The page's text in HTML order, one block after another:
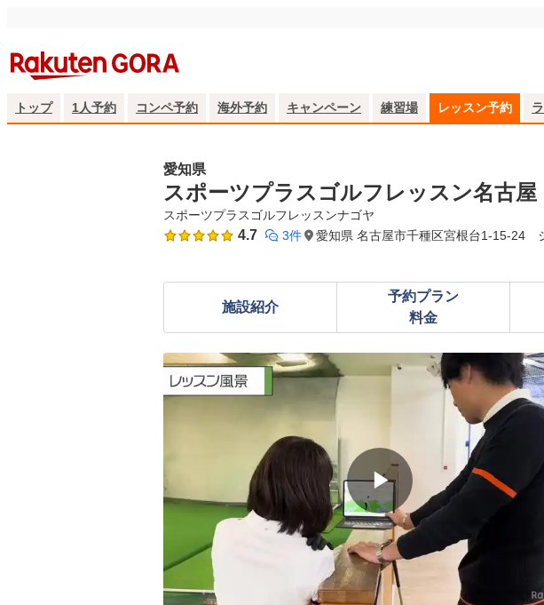
トップ 1人予約 コンペ予約 海外予約 キャンペーン 練習場 レッスン予約
愛知県
スポーツプラスゴルフレッスン名古屋
スポーツプラスゴルフレッスンナゴヤ
4.7 3件 愛知県 名古屋市千種区宮根台1-15-24
施設紹介
予約プラン
料金
▶